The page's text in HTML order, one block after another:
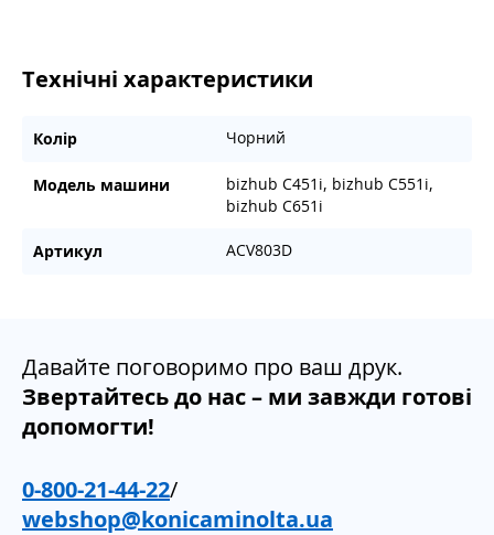
Технічні характеристики
Колір Чорний
Модель машини
bizhub C451i, bizhub C551i,
bizhub C651i
Артикул ACV803D
Давайте поговоримо про ваш друк.
Звертайтесь до нас – ми завжди готові
допомогти!
0-800-21-44-22/
webshop@konicaminolta.ua